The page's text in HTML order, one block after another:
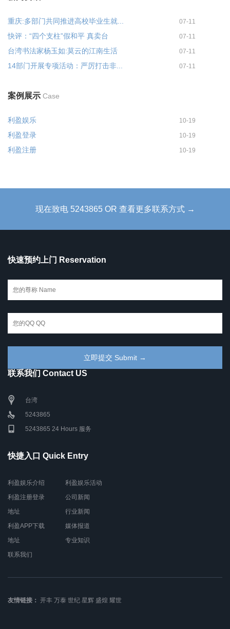
重庆:多部门共同推进高校毕业生就... 07-11
快评：“四个支柱”假和平 真卖台 07-11
台湾书法家杨玉如:莫云的江南生活 07-11
14部门开展专项活动：严厉打击非... 07-11
案例展示 Case
利盈娱乐 10-19
利盈登录 10-19
利盈注册 10-19
现在致电 5243865 OR 查看更多联系方式 →
快速预约上门 Reservation
联系我们 Contact US
台湾
5243865
5243865 24 Hours 服务
快捷入口 Quick Entry
利盈娱乐介绍
利盈注册登录
地址
利盈APP下载
地址
联系我们
利盈娱乐活动
公司新闻
行业新闻
媒体报道
专业知识
友情链接： 开丰 万泰 世纪 星辉 盛煌 耀世